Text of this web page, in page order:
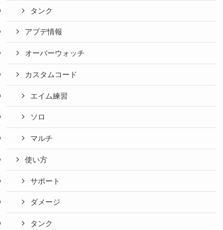
タンク
アプデ情報
オーバーウォッチ
カスタムコード
エイム練習
ソロ
マルチ
使い方
サポート
ダメージ
タンク